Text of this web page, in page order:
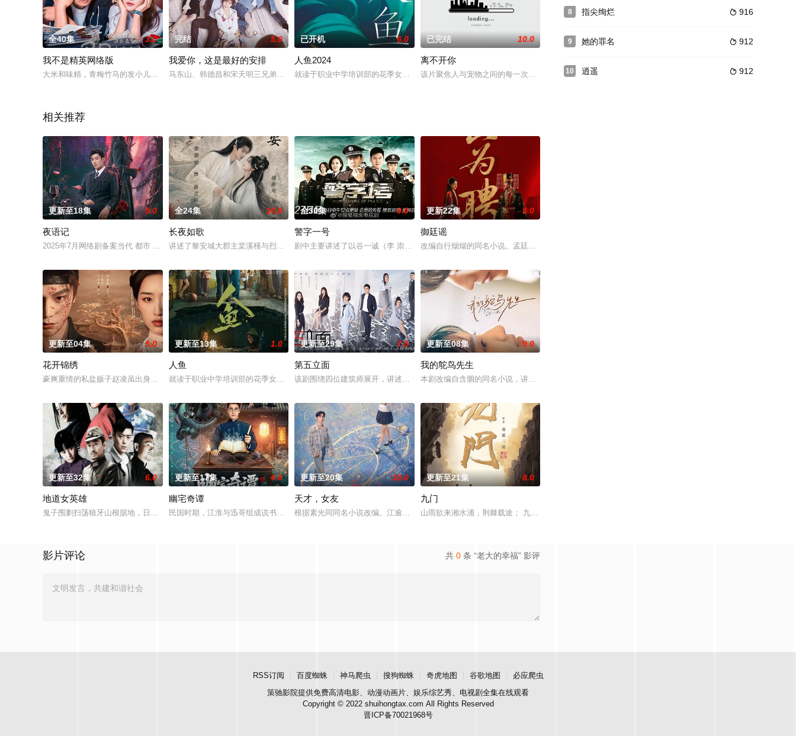
全40集 3.0
我不是精英网络版
大米和味精，青梅竹马的发小儿，两人偷偷恋爱已经有一段时间了，之所以要瞒着双方父母，是因为身
完结 5.0
我爱你，这是最好的安排
马东山、韩德昌和宋天明三兄弟创立了“豪森酒店”，成为了当时业界叱咤风云的黄金组合。一晃眼三
已开机 6.0
人鱼2024
就读于职业中学培训部的花季女生苏琳，虽然自小被父母忽视、在贫困艰苦的环境中长大，但她始终刻
已完结 10.0
离不开你
该片聚焦人与宠物之间的每一次离别,讲述了人与宠物密不可分的故事。当生,老,病,死这些无法避
相关推荐
更新至18集 5.0
夜语记
2025年7月网络剧备案当代 都市 海南越酷文化传媒有限公司
全24集 10.0
长夜如歌
讲述了黎安城大郡主棠溪槿与烈云峥之间曲折动人的情感，以及他们在复杂局势中坚守初心、勇敢面对
全30集 9.0
警字一号
剧中主要讲述了以谷一诚（李 崇霄饰演）为代表的冀北市公安刑警用自己 的超凡的智慧与过人的勇
更新22集 5.0
御廷谣
改编自行烟烟的同名小说。孟廷辉，大平王朝有史以来个以女子进士科三元及第入翰林院的奇女子。十
更新至04集 5.0
花开锦绣
豪爽重情的私盐贩子赵凌虽出身草莽，却心怀壮志，他结识了遭人诬陷私通的世家名媛小姐傅庭芸，被
更新至13集 1.0
人鱼
就读于职业中学培训部的花季女生苏琳（黄杨钿甜 饰），虽自小被父母忽视，在艰苦环境中长大，但
更新至29集 7.0
第五立面
该剧围绕四位建筑师展开，讲述了他们在中意合作项目中面对专业挑战与境外竞争，通过创新实践实现
更新至08集 9.0
我的鸵鸟先生
本剧改编自含胭的同名小说，讲述了邻家女孩庞倩（苏晓彤 饰）与童年时因一场意外落下身体残缺的
更新至32集 6.0
地道女英雄
鬼子围剿扫荡狼牙山根据地，日军大队长野田天一、中队长三木武夫等带兵参加围剿。冀中军区损失惨
更新至17集 4.0
幽宅奇谭
民国时期，江淮与迅哥组成说书班子，偶遇“白天人住屋，晚上鬼占房”的阴阳宅，江淮被掳走配“阴
更新至20集 10.0
天才，女友
根据素光同同名小说改编。江逾白长大以后，林知夏忽然对他说：“江逾白，我喜欢你，哲学和生物学
更新至21集 8.0
九门
山雨欲来湘水涌，荆棘载途； 九门连枝入新局，即日启程。
共 0 条 “老大的幸福” 影评
影片评论
8  916
指尖绚烂
9  912
她的罪名
10  912
逍遥
RSS订阅 百度蜘蛛 神马爬虫 搜狗蜘蛛 奇虎地图 谷歌地图
必应爬虫
策驰影院提供免费高清电影、动漫动画片、娱乐综艺秀、电视剧全集在线观看
Copyright © 2022 shuihongtax.com All Rights Reserved
晋ICP备70021968号